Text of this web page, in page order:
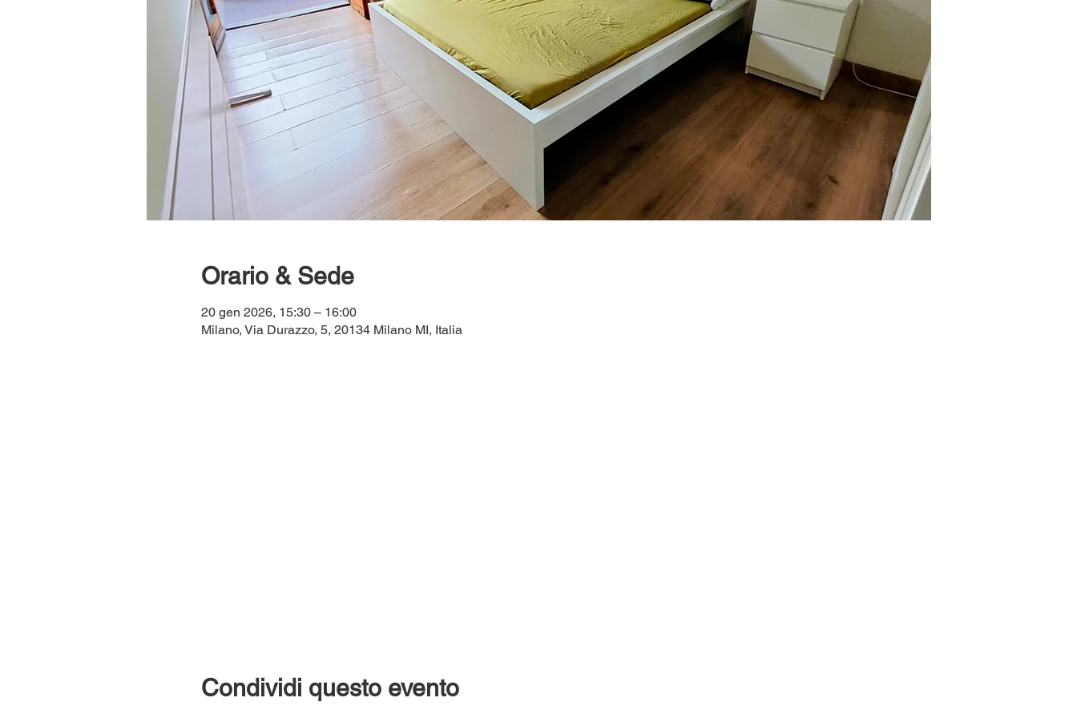
Orario & Sede
20 gen 2026, 15:30 – 16:00
Milano, Via Durazzo, 5, 20134 Milano MI, Italia
Condividi questo evento